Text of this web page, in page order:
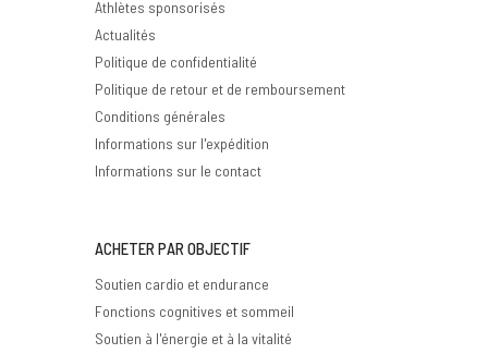
Athlètes sponsorisés
Actualités
Politique de confidentialité
Politique de retour et de remboursement
Conditions générales
Informations sur l'expédition
Informations sur le contact
ACHETER PAR OBJECTIF
Soutien cardio et endurance
Fonctions cognitives et sommeil
Soutien à l'énergie et à la vitalité